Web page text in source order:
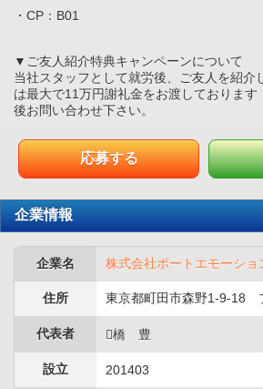
・CP：B01
▼ご友人紹介特典キャンペーンについて
当社スタッフとして就労後、ご友人を紹介
は最大で11万円謝礼金をお渡しております
後お問い合わせ下さい。
応募する
企業情報
企業名 株式会社ポートエモーショ
住所 東京都町田市森野1-9-18
代表者 橋 豊
設立 201403